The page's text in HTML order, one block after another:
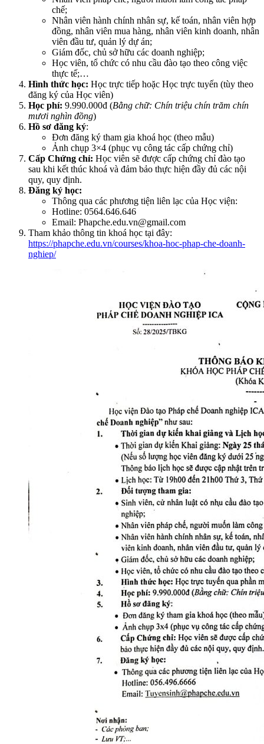
chế;
Nhân viên hành chính nhân sự, kế toán, nhân viên hợp
đồng, nhân viên mua hàng, nhân viên kinh doanh, nhân
viên đầu tư, quản lý dự án;
Giám đốc, chủ sở hữu các doanh nghiệp;
Học viên, tổ chức có nhu cầu đào tạo theo công việc
thực tế;…
Hình thức học: Học trực tiếp hoặc Học trực tuyến (tùy theo
đăng ký của Học viên)
Học phí: 9.990.000đ (Bằng chữ: Chín triệu chín trăm chín
mươi nghìn đồng)
Hồ sơ đăng ký:
Đơn đăng ký tham gia khoá học (theo mẫu)
Ảnh chụp 3×4 (phục vụ công tác cấp chứng chỉ)
Cấp Chứng chỉ: Học viên sẽ được cấp chứng chỉ đào tạo
sau khi kết thúc khoá và đảm bảo thực hiện đầy đủ các nội
quy, quy định.
Đăng ký học:
Thông qua các phương tiện liên lạc của Học viện:
Hotline: 0564.646.646
Email: Phapche.edu.vn@gmail.com
Tham khảo thông tin khoá học tại đây:
https://phapche.edu.vn/courses/khoa-hoc-phap-che-doanh-
nghiep/